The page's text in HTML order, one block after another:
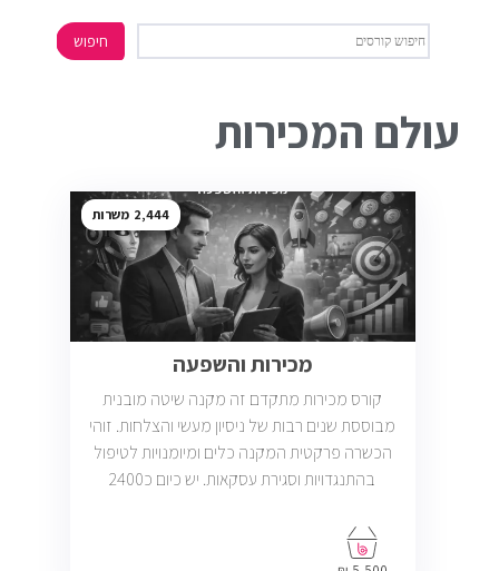
חיפוש
עולם המכירות
2,444
מכירות והשפעה
קורס מכירות מתקדם זה מקנה שיטה מובנית
מבוססת שנים רבות של ניסיון מעשי והצלחות. זוהי
הכשרה פרקטית המקנה כלים ומיומנויות לטיפול
בהתנגדויות וסגירת עסקאות. יש כיום כ2400
מכל הסוגים והגדלים (מכירות טלפוניות,